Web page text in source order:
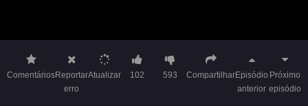
ComentáriosReportar
erro
Atualizar 102 593 CompartilharEpisódio
anterior
Próximo
episódio